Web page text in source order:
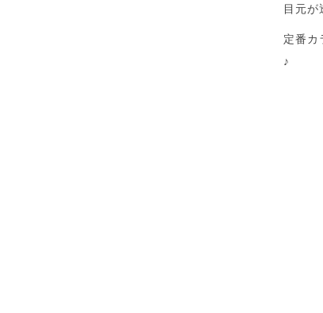
目元
定番カ
♪